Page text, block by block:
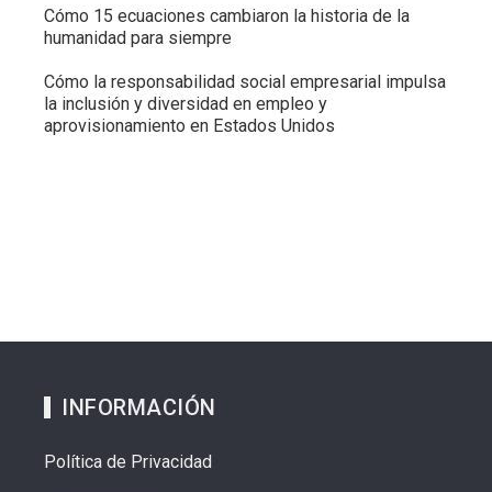
Cómo 15 ecuaciones cambiaron la historia de la
humanidad para siempre
Cómo la responsabilidad social empresarial impulsa
la inclusión y diversidad en empleo y
aprovisionamiento en Estados Unidos
INFORMACIÓN
Política de Privacidad